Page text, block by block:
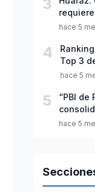
3
de
hace 5
4
Top 3
Perú
hace 5
5
“PBI de
hace 5